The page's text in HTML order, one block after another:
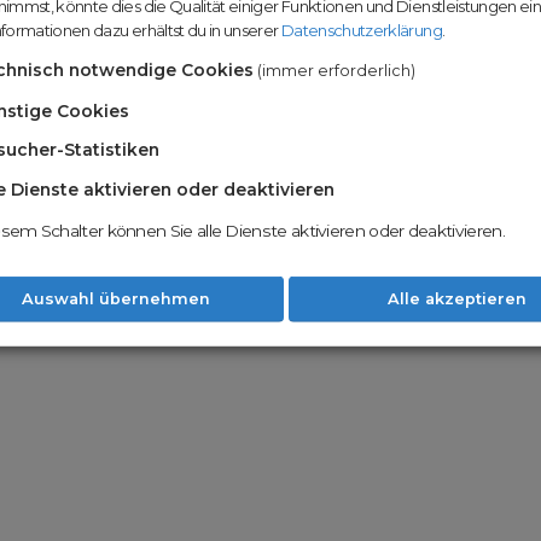
Nachname
du die
Möglichkeiten.
Unsere
Unser Open
um wertvolle
Mit
Option zu
könnte dies die Qualität einiger Funktionen und Dienstleistungen
dazu erhältst du in unsererDatenschutzerklärung.
notwendige Cookies (immer erforderlich)
Cookies
Statistiken
Dienste aktivieren oder deaktivieren
Schalter können Sie alle Dienste aktivieren oder deaktivieren.
Auswahl übernehmen Alle akzeptieren